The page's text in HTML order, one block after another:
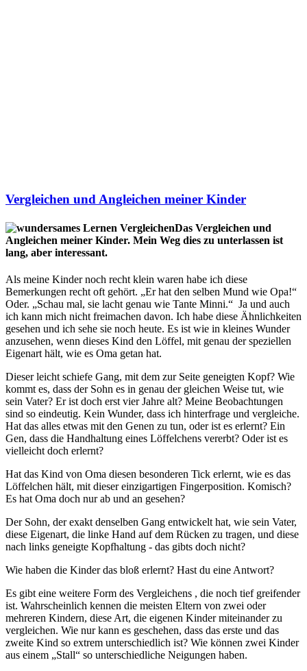
Vergleichen und Angleichen meiner Kinder
Das Vergleichen und
Angleichen meiner Kinder. Mein Weg dies zu unterlassen ist
lang, aber interessant.
Als meine Kinder noch recht klein waren habe ich diese
Bemerkungen recht oft gehört. „Er hat den selben Mund wie Opa!“
Oder. „Schau mal, sie lacht genau wie Tante Minni.“ Ja und auch
ich kann mich nicht freimachen davon. Ich habe diese Ähnlichkeiten
gesehen und ich sehe sie noch heute. Es ist wie in kleines Wunder
anzusehen, wenn dieses Kind den Löffel, mit genau der speziellen
Eigenart hält, wie es Oma getan hat.
Dieser leicht schiefe Gang, mit dem zur Seite geneigten Kopf? Wie
kommt es, dass der Sohn es in genau der gleichen Weise tut, wie
sein Vater? Er ist doch erst vier Jahre alt? Meine Beobachtungen
sind so eindeutig. Kein Wunder, dass ich hinterfrage und vergleiche.
Hat das alles etwas mit den Genen zu tun, oder ist es erlernt? Ein
Gen, dass die Handhaltung eines Löffelchens vererbt? Oder ist es
vielleicht doch erlernt?
Hat das Kind von Oma diesen besonderen Tick erlernt, wie es das
Löffelchen hält, mit dieser einzigartigen Fingerposition. Komisch?
Es hat Oma doch nur ab und an gesehen?
Der Sohn, der exakt denselben Gang entwickelt hat, wie sein Vater,
diese Eigenart, die linke Hand auf dem Rücken zu tragen, und diese
nach links geneigte Kopfhaltung - das gibts doch nicht?
Wie haben die Kinder das bloß erlernt? Hast du eine Antwort?
Es gibt eine weitere Form des Vergleichens , die noch tief greifender
ist. Wahrscheinlich kennen die meisten Eltern von zwei oder
mehreren Kindern, diese Art, die eigenen Kinder miteinander zu
vergleichen. Wie nur kann es geschehen, dass das erste und das
zweite Kind so extrem unterschiedlich ist? Wie können zwei Kinder
aus einem „Stall“ so unterschiedliche Neigungen haben.